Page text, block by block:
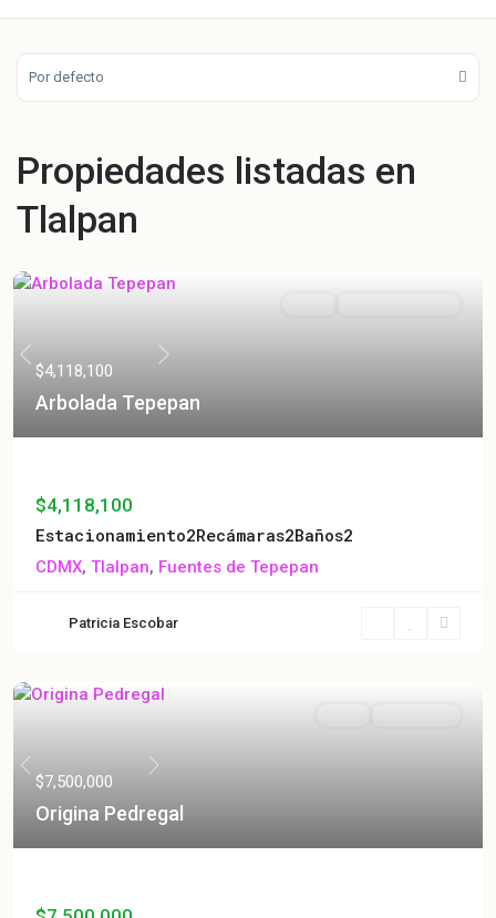
Por defecto
Propiedades listadas en
Tlalpan
Previous Next
$4,118,100
Arbolada Tepepan
$4,118,100
Estacionamiento2Recámaras2Baños2
CDMX, Tlalpan, Fuentes de Tepepan
Patricia Escobar
Previous Next
$7,500,000
Origina Pedregal